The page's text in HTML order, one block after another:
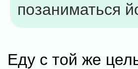
позаниматься
Еду с той же